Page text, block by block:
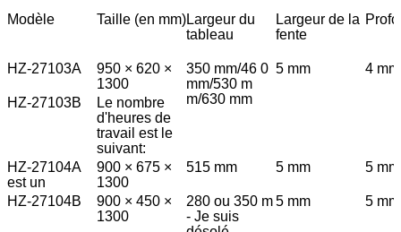
Modèle
Taille (en mm)Largeur du
tableau
Largeur de la
fente
HZ-27103A
950 × 620 ×
1300
350 mm/46 0
mm/530 m
m/630 mm
5 mm 4 mm
HZ-27103B
Le nombre
d'heures de
travail est le
suivant:
HZ-27104A
est un
900 × 675 ×
1300
515 mm 5 mm 5 mm
HZ-27104B
900 × 450 ×
1300
280 ou 350 m
- Je suis
5 mm 5 mm